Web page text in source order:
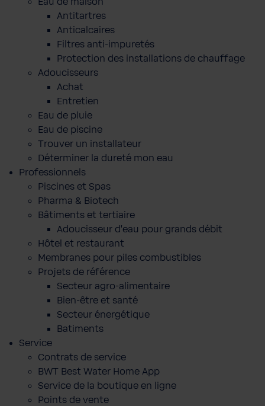
Antitartres
Anticalcaires
Filtres anti-impuretés
Protection des installations de chauffage
Adoucisseurs
Achat
Entretien
Eau de pluie
Eau de piscine
Trouver un installateur
Déterminer la dureté mon eau
Professionnels
Piscines et Spas
Pharma & Biotech
Bâtiments et tertiaire
Adoucisseur d'eau pour grands débit
Hôtel et restaurant
Membranes pour piles combustibles
Projets de référence
Secteur agro-alimentaire
Bien-être et santé
Secteur énergétique
Batiments
Service
Contrats de service
BWT Best Water Home App
Service de la boutique en ligne
Points de vente